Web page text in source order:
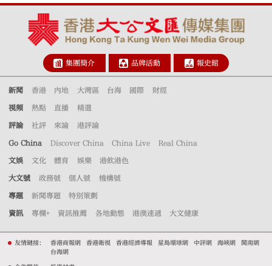
集團簡介 品牌活動 報史館
新聞 香港 內地 大灣區 台海 國際 財經
視頻 熱點 直播 精選
評論 社評 來論 港評論
Go China Discover China China Live Real China
文娛 文化 體育 娛樂 港飲港色
大文號 政務號 個人號 機構號
專題 新聞專題 特別策劃
資訊 專欄+ 資訊推薦 各地動態 港澳速遞 大文健康
友情鏈接： 香港商報網 香港衛視 香港經濟導報 星島環球網 中評網 海峽網
閩南網
台海網